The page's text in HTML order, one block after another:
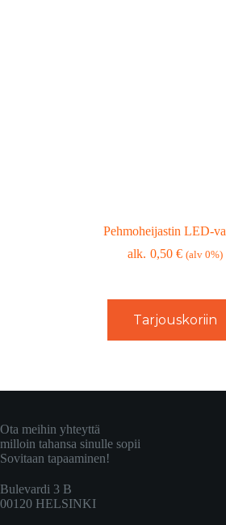
Pehmoheijastin LED-
0,50€ (alv 0%)
Tarjouskoriin
Ota meihin yhteyttä
milloin tahansa sinulle sopii
Sovitaan tapaaminen!
Bulevardi 3 B
00120 HELSINKI